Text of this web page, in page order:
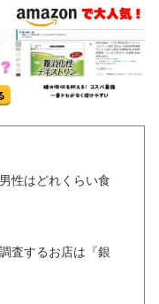
性はどれくらい食
査するお店は『銀